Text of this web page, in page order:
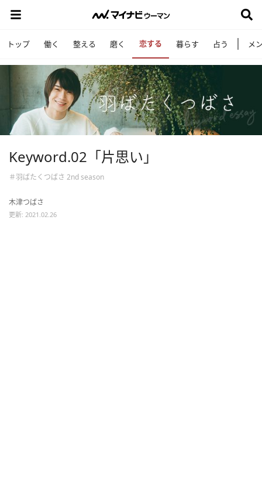
トップ 働く 整える 磨く 恋する 暮らす 占う メ
Keyword.02「片思い」
＃羽ばたくつばさ 2nd season
木津つばさ
更新: 2021.02.26